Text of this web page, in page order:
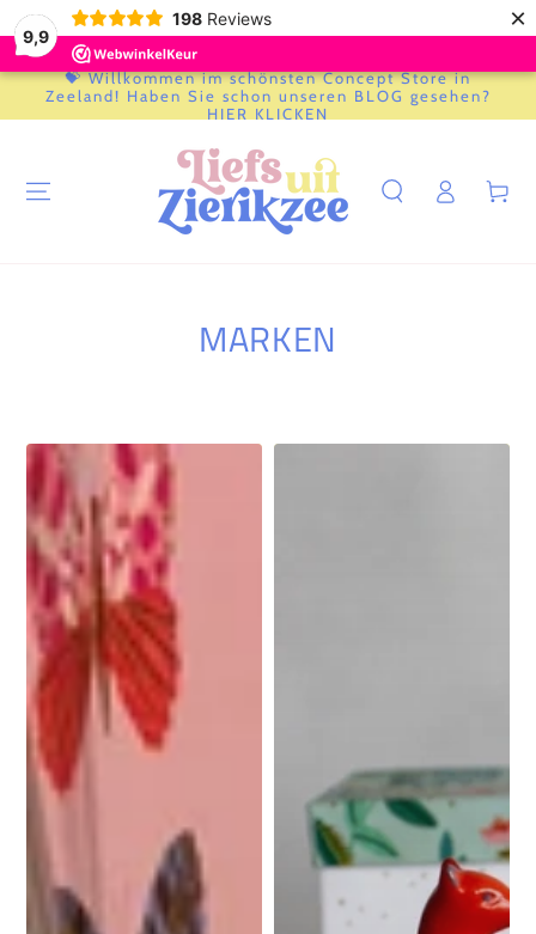
9,9
198 Reviews ×
ZUM INHALT
SPRINGEN
💝 Willkommen im schönsten Concept Store in
Zeeland! Haben Sie schon unseren BLOG gesehen?
HIER KLICKEN
Einloggen
MARKEN